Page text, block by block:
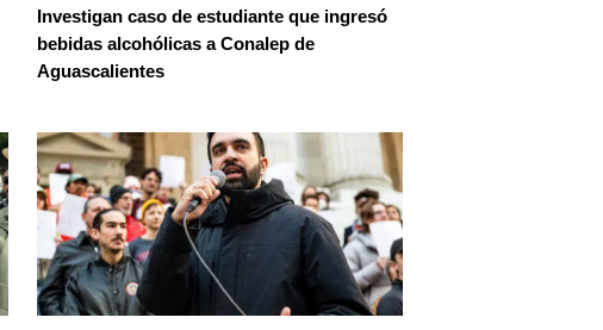
Investigan caso de estudiante que ingresó
bebidas alcohólicas a Conalep de
Aguascalientes